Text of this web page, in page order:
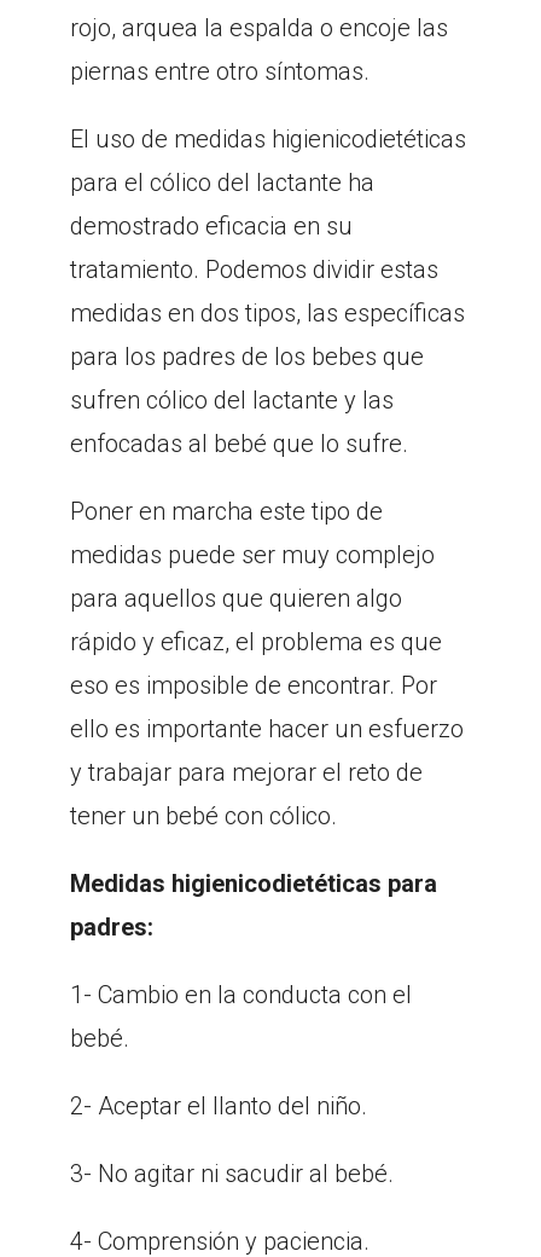
rojo, arquea la espalda o encoje las
piernas entre otro síntomas.
El uso de medidas higienicodietéticas
para el cólico del lactante ha
demostrado eficacia en su
tratamiento. Podemos dividir estas
medidas en dos tipos, las específicas
para los padres de los bebes que
sufren cólico del lactante y las
enfocadas al bebé que lo sufre.
Poner en marcha este tipo de
medidas puede ser muy complejo
para aquellos que quieren algo
rápido y eficaz, el problema es que
eso es imposible de encontrar. Por
ello es importante hacer un esfuerzo
y trabajar para mejorar el reto de
tener un bebé con cólico.
Medidas higienicodietéticas para
padres:
1- Cambio en la conducta con el
bebé.
2- Aceptar el llanto del niño.
3- No agitar ni sacudir al bebé.
4- Comprensión y paciencia.